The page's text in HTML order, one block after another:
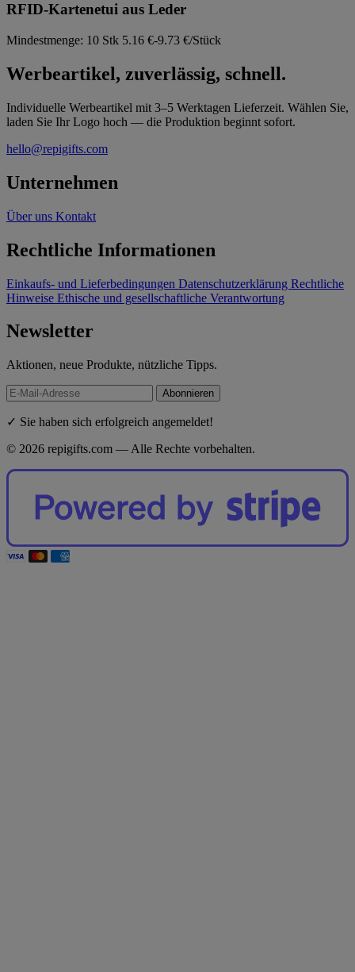
RFID-Kartenetui aus Leder
Mindestmenge: 10 Stk 5.16 €-9.73 €/Stück
Werbeartikel, zuverlässig, schnell.
Individuelle Werbeartikel mit 3–5 Werktagen Lieferzeit. Wählen Sie,
laden Sie Ihr Logo hoch — die Produktion beginnt sofort.
hello@repigifts.com
Unternehmen
Über uns Kontakt
Rechtliche Informationen
Einkaufs- und Lieferbedingungen Datenschutzerklärung Rechtliche
Hinweise Ethische und gesellschaftliche Verantwortung
Newsletter
Aktionen, neue Produkte, nützliche Tipps.
Abonnieren
✓ Sie haben sich erfolgreich angemeldet!
© 2026 repigifts.com — Alle Rechte vorbehalten.